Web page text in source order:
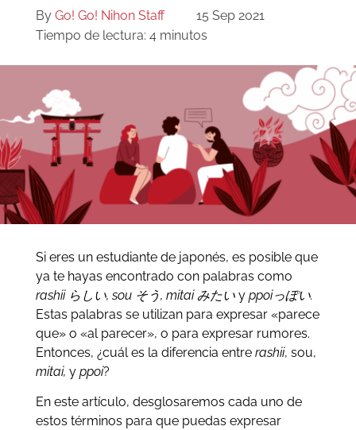
By Go! Go! Nihon Staff
15 Sep 2021
Tiempo de lectura: 4 minutos
Si eres un estudiante de japonés, es posible que
ya te hayas encontrado con palabras como
rashii らしい, sou そう, mitai みたい y ppoiっぽい.
Estas palabras se utilizan para expresar «parece
que» o «al parecer», o para expresar rumores.
Entonces, ¿cuál es la diferencia entre rashii, sou,
mitai, yppoi?
En este artículo, desglosaremos cada uno de
estos términos para que puedas expresar